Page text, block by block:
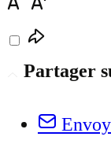
Partager